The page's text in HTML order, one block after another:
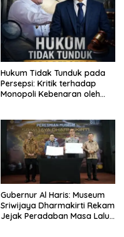
bisa jaga diri, 60% masa
depan sudah ada di tangan”
Hukum Tidak Tunduk pada
Persepsi: Kritik terhadap
Monopoli Kebenaran oleh
Gubernur Al Haris: Museum
Sriwijaya Dharmakirti Rekam
Jejak Peradaban Masa Lalu